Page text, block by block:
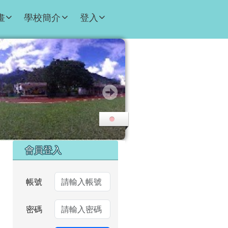
學校簡介 登入
右邊區域內容
會員登入
帳號
密碼